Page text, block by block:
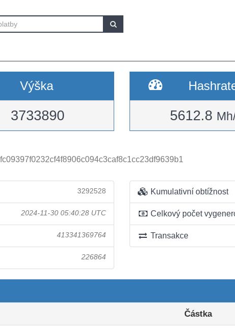
Výška
3733890 5612.8
3292528
2024-11-30 05:40:28 UTC
413341369764
226864
Kumulativní obtížnost
Celkový počet
Transakce
Částka